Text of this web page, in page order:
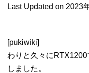
Last Updated on 2023
[pukiwiki]
わりと久々に
しました。